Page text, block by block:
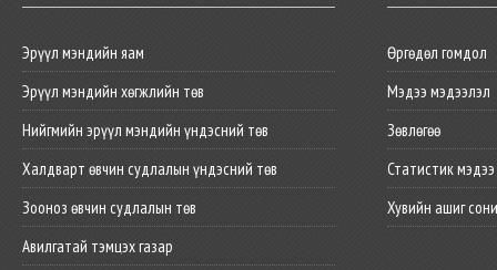
Эрүүл мэндийн яам
Эрүүл мэндийн хөгжлийн төв
Нийгмийн эрүүл мэндийн үндэсний төв
Халдварт өвчин судлалын үндэсний төв
Зооноз өвчин судлалын төв
Авилгатай тэмцэх газар
Өргөдөл гомдол
Мэдээ мэдээлэл
Зөвлөгөө
Статистик мэдээ
Хувийн ашиг